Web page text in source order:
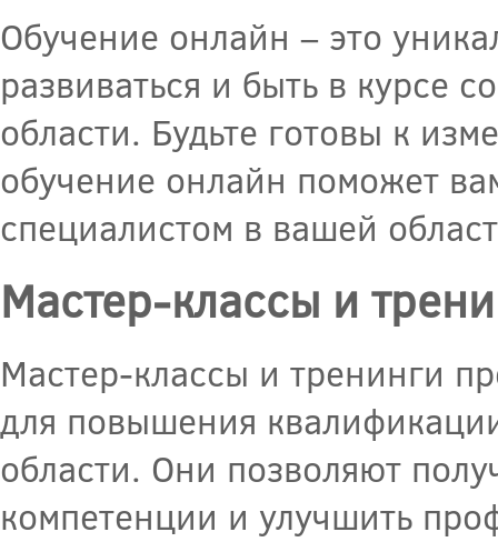
Обучение онлайн – это
развиваться и быть в курсе
области. Будьте готовы к
обучение онлайн поможет
специалистом в вашей
Мастер-классы и
Мастер-классы и тренинги
для повышения
области. Они позволяют
компетенции и улучшить